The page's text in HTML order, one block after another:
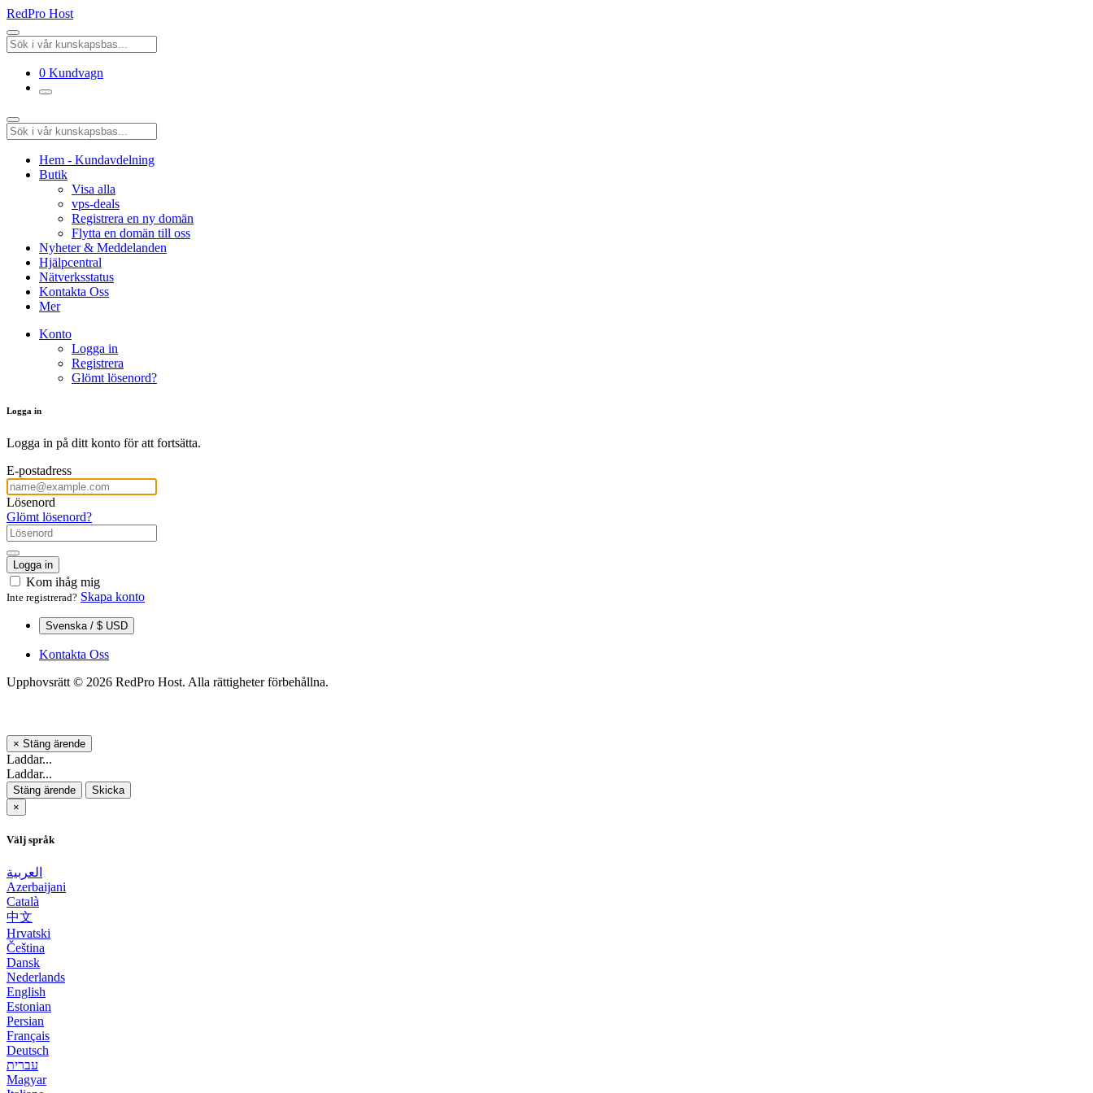
RedPro Host
0 Kundvagn
Hem - Kundavdelning
Butik
Visa alla
vps-deals
Registrera en ny domän
Flytta en domän till oss
Nyheter & Meddelanden
Hjälpcentral
Nätverksstatus
Kontakta Oss
Mer
Konto
Logga in
Registrera
Glömt lösenord?
Logga in
Logga in på ditt konto för att fortsätta.
E-postadress
Lösenord
Glömt lösenord?
Logga in
Kom ihåg mig
Inte registrerad? Skapa konto
Svenska / $ USD
Kontakta Oss
Upphovsrätt © 2026 RedPro Host. Alla rättigheter förbehållna.
× Stäng ärende
Laddar...
Laddar...
Stäng ärende
Skicka
×
Välj språk
العربية
Azerbaijani
Català
中文
Hrvatski
Čeština
Dansk
Nederlands
English
Estonian
Persian
Français
Deutsch
עברית
Magyar